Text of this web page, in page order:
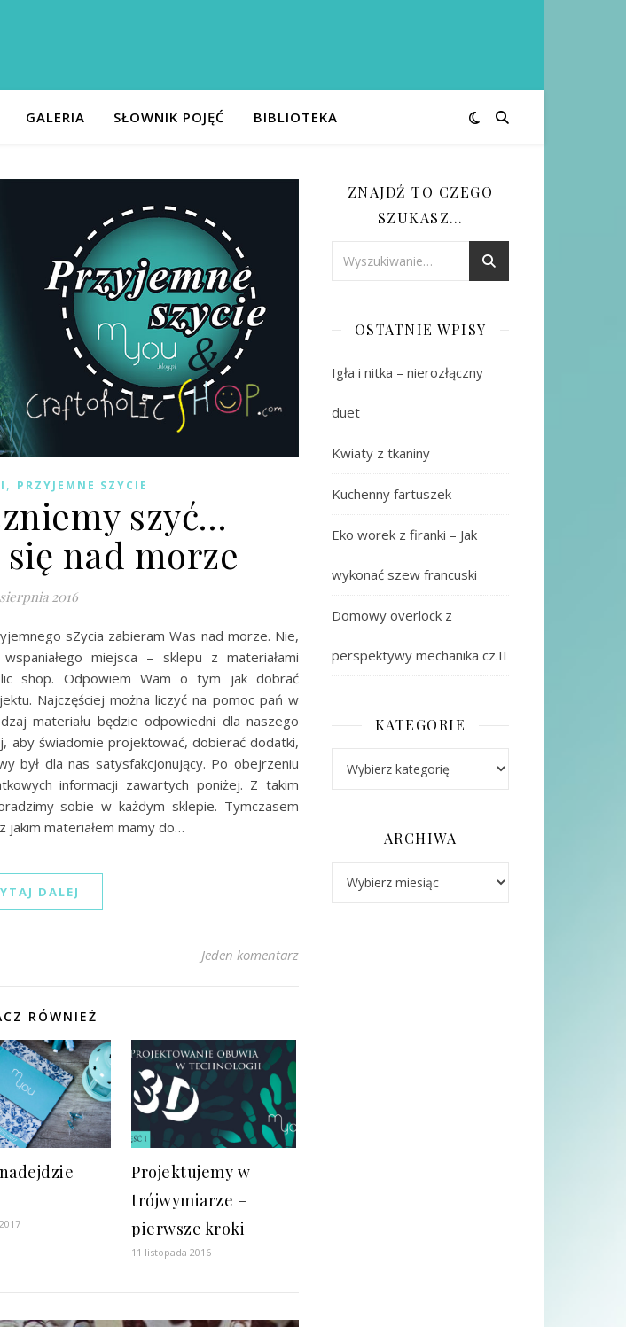
GALERIA SŁOWNIK POJĘĆ BIBLIOTEKA
, PRZYJEMNE SZYCIE
szyć…
nad morze
2016
sZycia zabieram Was nad morze. Nie,
miejsca – sklepu z materiałami
shop. Odpowiem Wam o tym jak dobrać
Najczęściej można liczyć na pomoc pań w
materiału będzie odpowiedni dla naszego
aby świadomie projektować, dobierać dodatki,
był dla nas satysfakcjonujący. Po obejrzeniu
informacji zawartych poniżej. Z takim
sobie w każdym sklepie. Tymczasem
jakim materiałem mamy do…
DALEJ
Jeden komentarz
RÓWNIEŻ
Projektujemy w
trójwymiarze –
pierwsze kroki
11 listopada 2016
ZNAJDŹ TO CZEGO
SZUKASZ…
OSTATNIE WPISY
Igła i nitka – nierozłączny
duet
Kwiaty z tkaniny
Kuchenny fartuszek
Eko worek z firanki – Jak
wykonać szew francuski
Domowy overlock z
perspektywy mechanika cz.II
KATEGORIE
ARCHIWA